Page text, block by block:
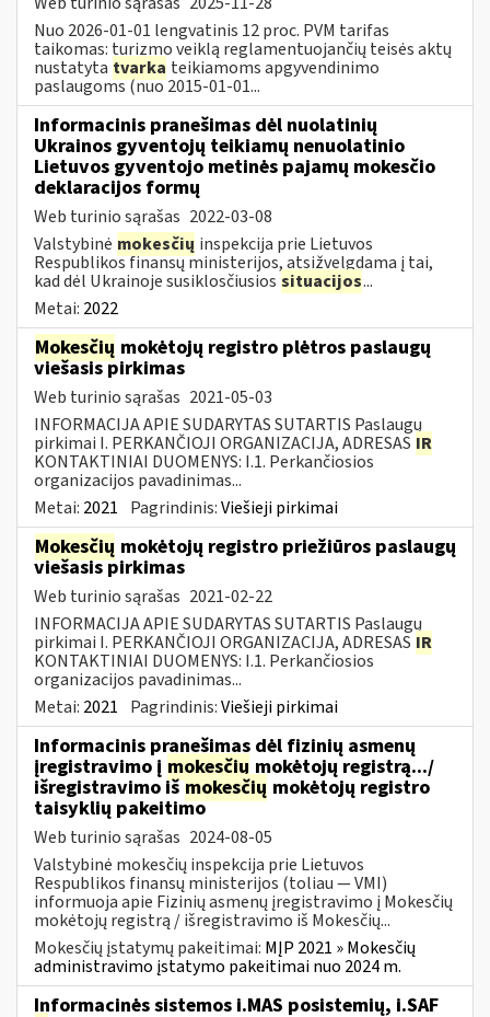
Nuo 2026-01-01 lengvatinis 12 proc. PVM tarifas
taikomas: turizmo veiklą reglamentuojančių teisės aktų
nustatyta tvarka teikiamoms apgyvendinimo
paslaugoms (nuo 2015-01-01...
Informacinis pranešimas dėl nuolatinių
Ukrainos gyventojų teikiamų nenuolatinio
Lietuvos gyventojo metinės pajamų mokesčio
deklaracijos formų
Web turinio sąrašas 2022-03-08
Valstybinė mokesčių inspekcija prie Lietuvos
Respublikos finansų ministerijos, atsižvelgdama į tai,
kad dėl Ukrainoje susiklosčiusios situacijos...
Metai: 2022
Mokesčių mokėtojų registro plėtros paslaugų
viešasis pirkimas
Web turinio sąrašas 2021-05-03
INFORMACIJA APIE SUDARYTAS SUTARTIS Paslaugų
pirkimai I. PERKANČIOJI ORGANIZACIJA, ADRESAS IR
KONTAKTINIAI DUOMENYS: I.1. Perkančiosios
organizacijos pavadinimas...
Metai: 2021 Pagrindinis:Viešieji pirkimai
Mokesčių mokėtojų registro priežiūros paslaugų
viešasis pirkimas
Web turinio sąrašas 2021-02-22
INFORMACIJA APIE SUDARYTAS SUTARTIS Paslaugų
pirkimai I. PERKANČIOJI ORGANIZACIJA, ADRESAS IR
KONTAKTINIAI DUOMENYS: I.1. Perkančiosios
organizacijos pavadinimas...
Metai: 2021 Pagrindinis:Viešieji pirkimai
Informacinis pranešimas dėl fizinių asmenų
įregistravimo į mokesčių mokėtojų registrą.../
išregistravimo išmokesčių mokėtojų registro
taisyklių pakeitimo
Web turinio sąrašas 2024-08-05
Valstybinė mokesčių inspekcija prie Lietuvos
Respublikos finansų ministerijos (toliau — VMI)
informuoja apie Fizinių asmenų įregistravimo į Mokesčių
mokėtojų registrą / išregistravimo iš Mokesčių...
Mokesčių įstatymų pakeitimai: MĮP 2021 » Mokesčių
administravimo įstatymo pakeitimai nuo 2024 m.
Informacinės sistemos i.MAS posistemių, i.SAF